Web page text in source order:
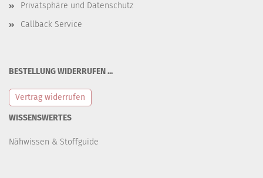
Privatsphäre und Datenschutz
Callback Service
BESTELLUNG WIDERRUFEN ...
Vertrag widerrufen
WISSENSWERTES
Nähwissen & Stoffguide